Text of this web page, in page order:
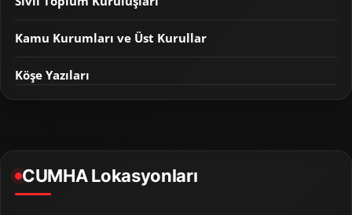
Kamu Kurumları ve Üst Kurullar
Köşe Yazıları
CUMHA Lokasyonları